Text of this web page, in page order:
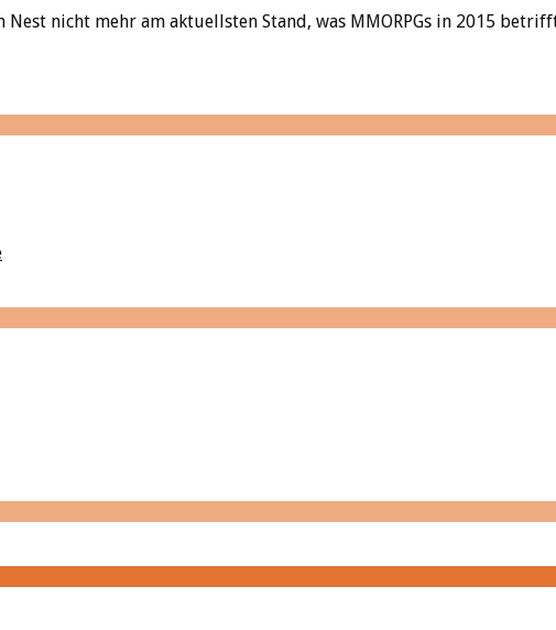
nicht mehr am aktuellsten Stand, was MMORPGs in 2015